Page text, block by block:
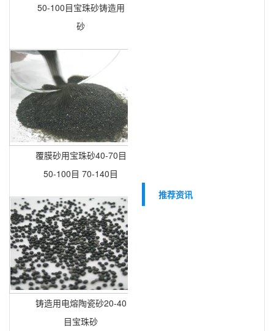
50-100目宝珠砂铸造用
砂
覆膜砂用宝珠砂40-70目
50-100目 70-140目
铸造用电熔陶瓷砂20-40
目宝珠砂
推荐资讯